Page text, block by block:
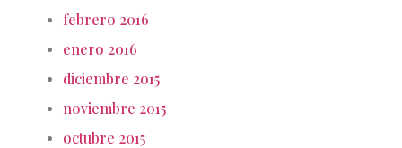
febrero 2016
enero 2016
diciembre 2015
noviembre 2015
octubre 2015